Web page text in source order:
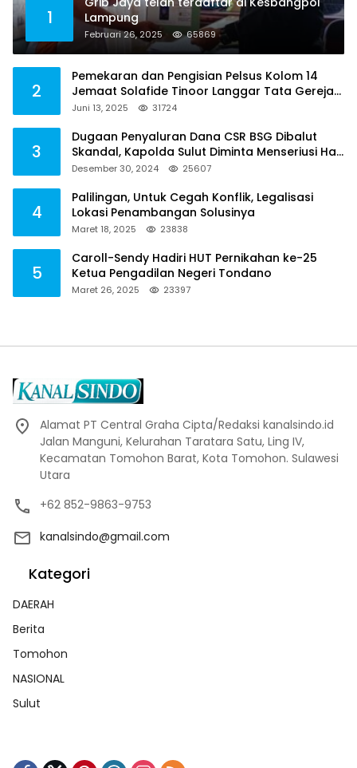
1
Lampung
Februari 26, 2025 65869
2
Pemekaran dan Pengisian Pelsus Kolom 14
Jemaat Solafide Tinoor Langgar Tata Gereja
2021, Toreh : Ini Perbuatan Melawan Hukum
Juni 13, 2025 31724
3
Dugaan Penyaluran Dana CSR BSG Dibalut
Skandal, Kapolda Sulut Diminta Menseriusi Hal
ini
Desember 30, 2024 25607
4
Palilingan, Untuk Cegah Konflik, Legalisasi
Lokasi Penambangan Solusinya
Maret 18, 2025 23838
5
Caroll-Sendy Hadiri HUT Pernikahan ke-25
Ketua Pengadilan Negeri Tondano
Maret 26, 2025 23397
Alamat PT Central Graha Cipta/Redaksi kanalsindo.id
Jalan Manguni, Kelurahan Taratara Satu, Ling IV,
Kecamatan Tomohon Barat, Kota Tomohon. Sulawesi
Utara
+62 852-9863-9753
kanalsindo@gmail.com
Kategori
DAERAH
Berita
Tomohon
NASIONAL
Sulut